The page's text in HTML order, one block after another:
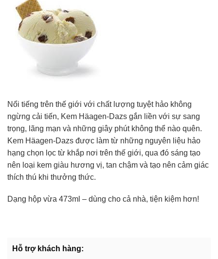
Nổi tiếng trên thế giới với chất lượng tuyệt hảo không
ngừng cải tiến, Kem Häagen-Dazs gắn liền với sự sang
trọng, lãng mạn và những giây phút không thể nào quên.
Kem Häagen-Dazs được làm từ những nguyên liệu hảo
hạng chọn lọc từ khắp nơi trên thế giới, qua đó sáng tạo
nên loại kem giàu hương vị, tan chậm và tạo nên cảm giác
thích thú khi thưởng thức.
Dạng hộp vừa 473ml – dùng cho cả nhà, tiện kiệm hơn!
Hỗ trợ khách hàng: